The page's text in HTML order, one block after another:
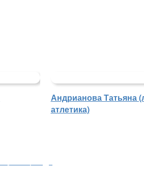
Андрианова Татьяна
атлетика)